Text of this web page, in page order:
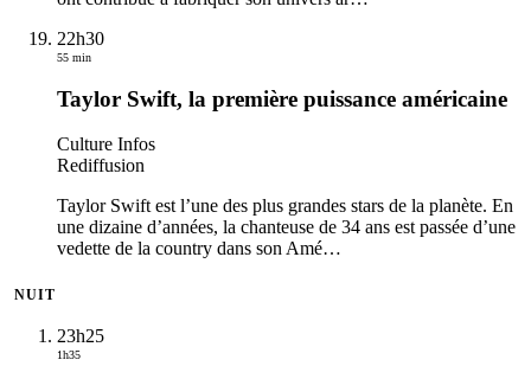
22h30
55 min
Taylor Swift, la première puissance américaine
Culture Infos
Rediffusion
Taylor Swift est l’une des plus grandes stars de la planète. En
une dizaine d’années, la chanteuse de 34 ans est passée d’une
vedette de la country dans son Amé…
NUIT
23h25
1h35